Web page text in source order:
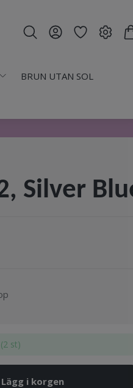
BRUN UTAN SOL
Silver
(2 st)
Lägg i korgen